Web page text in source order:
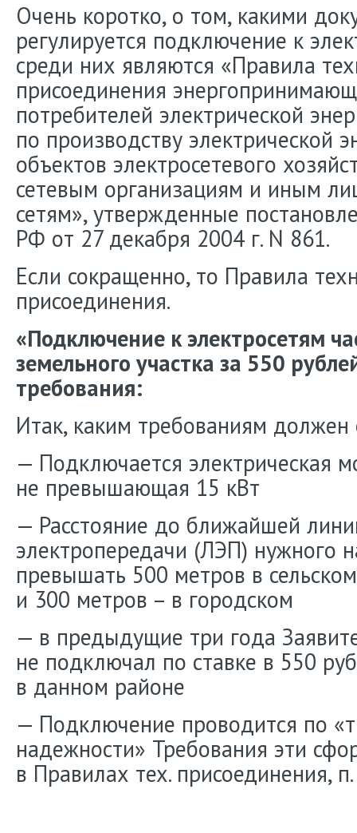
Очень коротко, о том, какими
регулируется подключение к
среди них являются «Правила
присоединения
потребителей электрической
по производству электрической
объектов электросетевого
сетевым организациям и иным
сетям», утвержденные
РФ от 27 декабря 2004 г. N 861.
Если сокращенно, то Правила
присоединения.
«Подключение к электросетям
земельного участка за 550
требования:
Итак, каким требованиям должен
— Подключается электрическая
не превышающая 15 кВт
— Расстояние до ближайшей
электропередачи (ЛЭП) нужного
превышать 500 метров в
и 300 метров – в городском
— в предыдущие три года
не подключал по ставке в 550
в данном районе
— Подключение проводится по
надежности» Требования эти
в Правилах тех. присоединения, п.